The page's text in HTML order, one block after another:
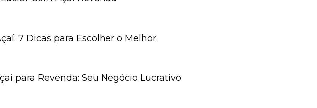
7 Dicas para Escolher o Melhor
para Revenda: Seu Negócio Lucrativo